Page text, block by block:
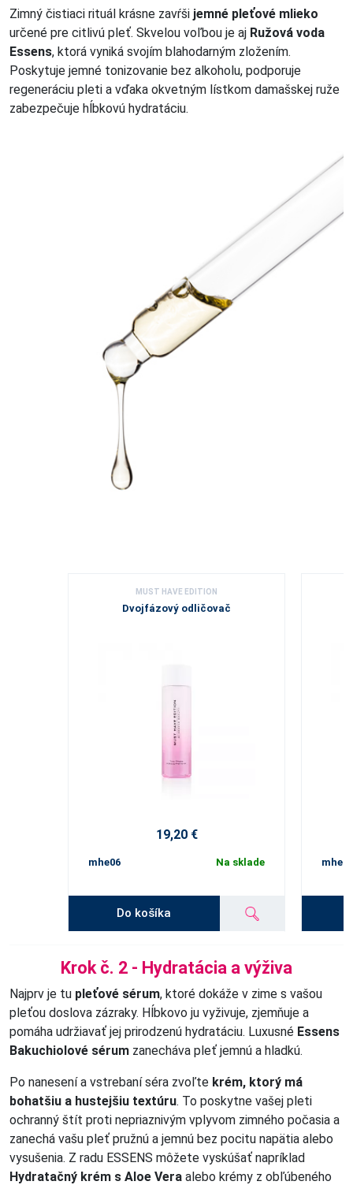
Zimný čistiaci rituál krásne zavŕši jemné pleťové mlieko
určené pre citlivú pleť. Skvelou voľbou je aj Ružová voda
Essens, ktorá vyniká svojím blahodarným zložením.
Poskytuje jemné tonizovanie bez alkoholu, podporuje
regeneráciu pleti a vďaka okvetným lístkom damašskej ruže
zabezpečuje hĺbkovú hydratáciu.
MUST HAVE EDITION
Dvojfázový odličovač
19,20 €
mhe06 Na sklade
Do košíka
mhe05
Krok č. 2 - Hydratácia a výživa
Najprv je tu pleťové sérum, ktoré dokáže v zime s vašou
pleťou doslova zázraky. Hĺbkovo ju vyživuje, zjemňuje a
pomáha udržiavať jej prirodzenú hydratáciu. Luxusné Essens
Bakuchiolové sérum zanecháva pleť jemnú a hladkú.
Po nanesení a vstrebaní séra zvoľte krém, ktorý má
bohatšiu a hustejšiu textúru. To poskytne vašej pleti
ochranný štít proti nepriaznivým vplyvom zimného počasia a
zanechá vašu pleť pružnú a jemnú bez pocitu napätia alebo
vysušenia. Z radu ESSENS môžete vyskúšať napríklad
Hydratačný krém s Aloe Vera alebo krémy z obľúbeného